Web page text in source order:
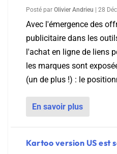
Posté par Olivier Andrieu 28
Avec l'émergence des
publicitaire dans les
l'achat en ligne de liens
les marques sont
(un de plus !) : le
En savoir plus
Kartoo version US est